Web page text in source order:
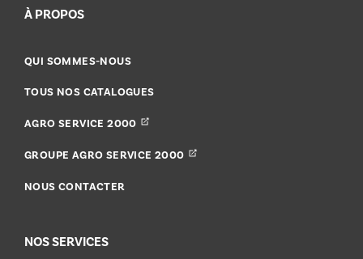
À PROPOS
QUI SOMMES-NOUS
TOUS NOS CATALOGUES
AGRO SERVICE 2000
GROUPE AGRO SERVICE 2000
NOUS CONTACTER
NOS SERVICES